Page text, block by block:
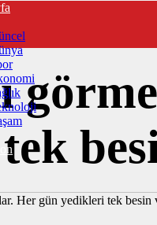
DURUMU
ECZANELER
GÖNDER